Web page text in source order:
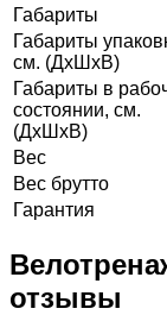
Габариты
Габариты
см. (ДхШхВ)
Габариты в
состоянии, см.
(ДхШхВ)
Вес
Вес брутто
Гарантия
отзывы